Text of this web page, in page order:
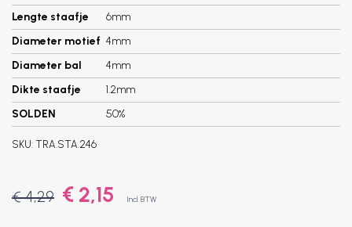
Lengte staafje
6mm
Diameter motief 4mm
Diameter bal
4mm
Dikte staafje
1.2mm
SOLDEN
50%
SKU: TRA.STA.246
€ 4,29 € 2,15 Incl. BTW